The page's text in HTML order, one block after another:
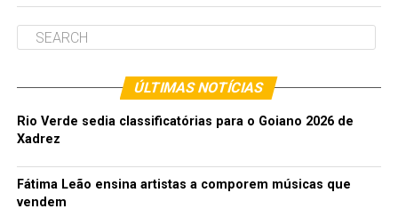
ÚLTIMAS NOTÍCIAS
Rio Verde sedia classificatórias para o Goiano 2026 de
Xadrez
Fátima Leão ensina artistas a comporem músicas que
vendem